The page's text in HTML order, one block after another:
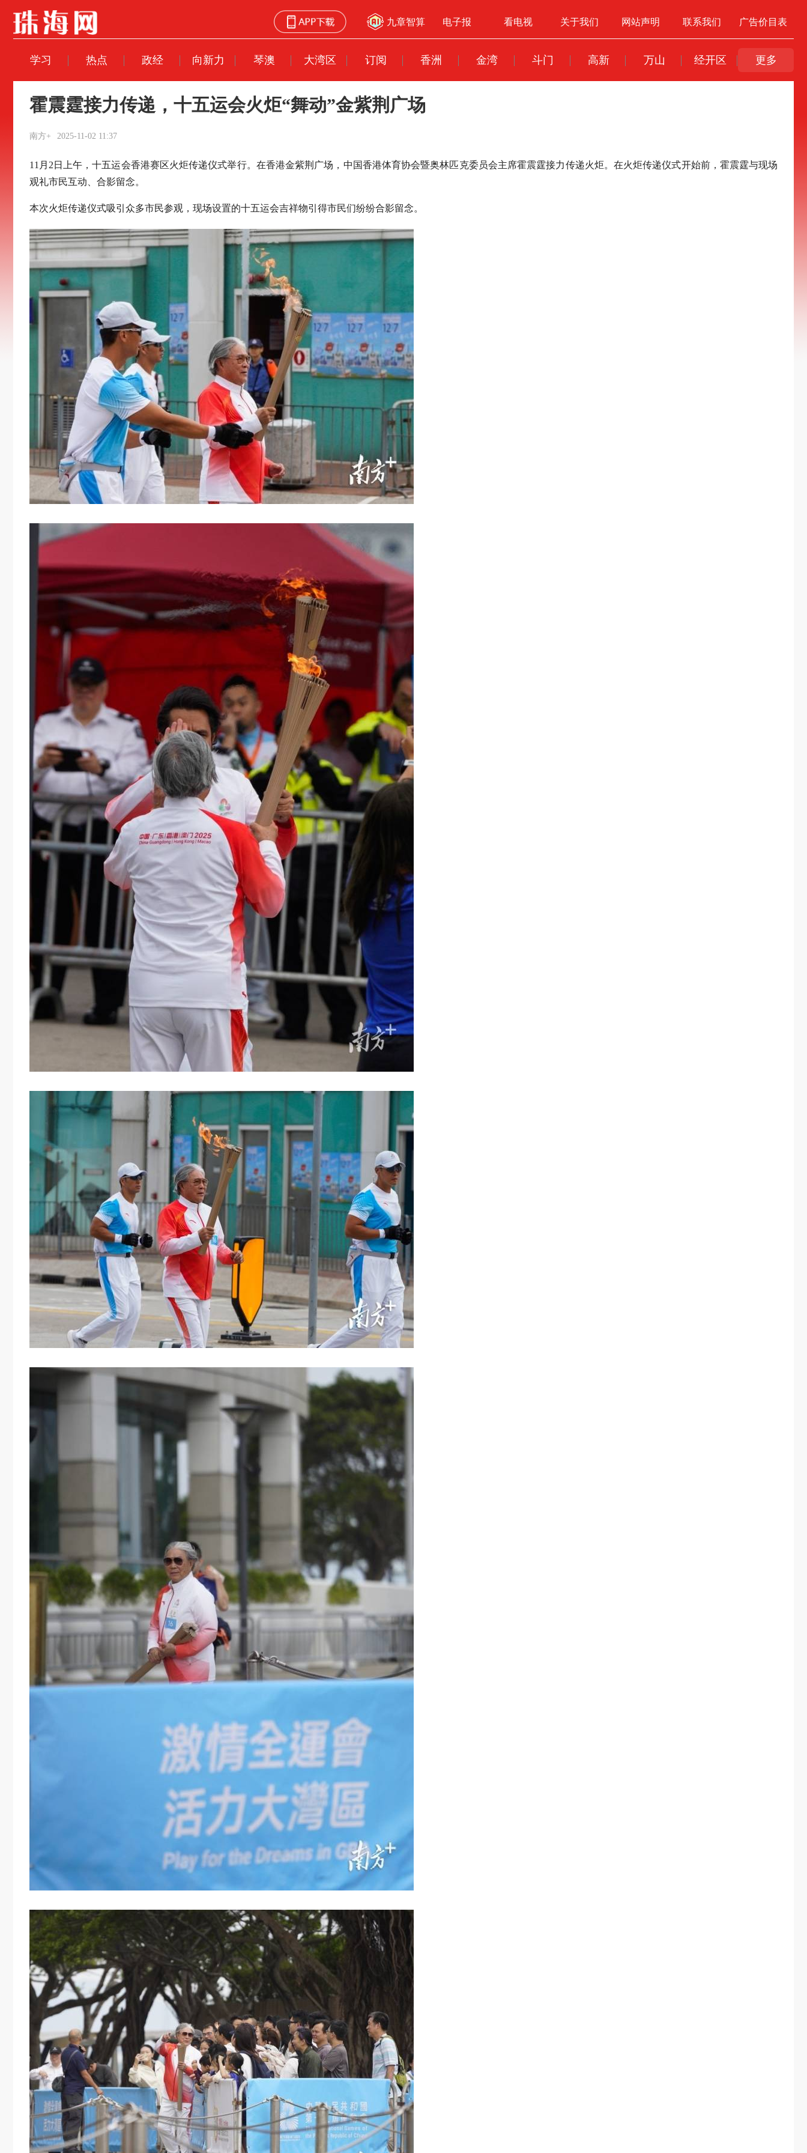
九章智算 电子报 看电视 关于我们 网站声明 联系我们 广告价目表
学习 热点 政经 向新力 琴澳 大湾区 订阅 香洲 金湾 斗门 高新 万山 经开区 更多
霍震霆接力传递，十五运会火炬“舞动”金紫荆广场
南方+ 2025-11-02 11:37
11月2日上午，十五运会香港赛区火炬传递仪式举行。在香港金紫荆广场，中国香港体育协会暨奥林匹克委员会主席霍震霆接力传递火炬。在火炬传递仪式开始前，霍震霆与现场
观礼市民互动、合影留念。
本次火炬传递仪式吸引众多市民参观，现场设置的十五运会吉祥物引得市民们纷纷合影留念。